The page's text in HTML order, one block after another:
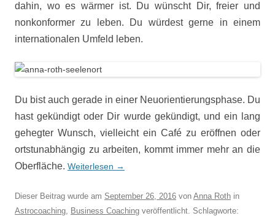
dahin, wo es wärmer ist. Du wünscht Dir, freier und
nonkonformer zu leben. Du würdest gerne in einem
internationalen Umfeld leben.
Du bist auch gerade in einer Neuorientierungsphase. Du
hast gekündigt oder Dir wurde gekündigt, und ein lang
gehegter Wunsch, vielleicht ein Café zu eröffnen oder
ortstunabhängig zu arbeiten, kommt immer mehr an die
Oberfläche. Weiterlesen →
Dieser Beitrag wurde am September 26, 2016 von Anna Roth in
Astrocoaching, Business Coaching veröffentlicht. Schlagworte: